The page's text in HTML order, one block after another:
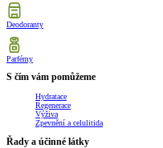
Deodoranty
Parfémy
S čím vám pomůžeme
Hydratace
Regenerace
Výživa
Zpevnění a celulitida
Řady a účinné látky